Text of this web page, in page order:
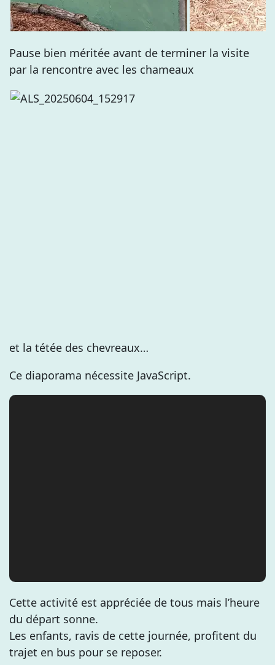
Pause bien méritée avant de terminer la visite
par la rencontre avec les chameaux
et la tétée des chevreaux…
Ce diaporama nécessite JavaScript.
Cette activité est appréciée de tous mais l’heure
du départ sonne.
Les enfants, ravis de cette journée, profitent du
trajet en bus pour se reposer.